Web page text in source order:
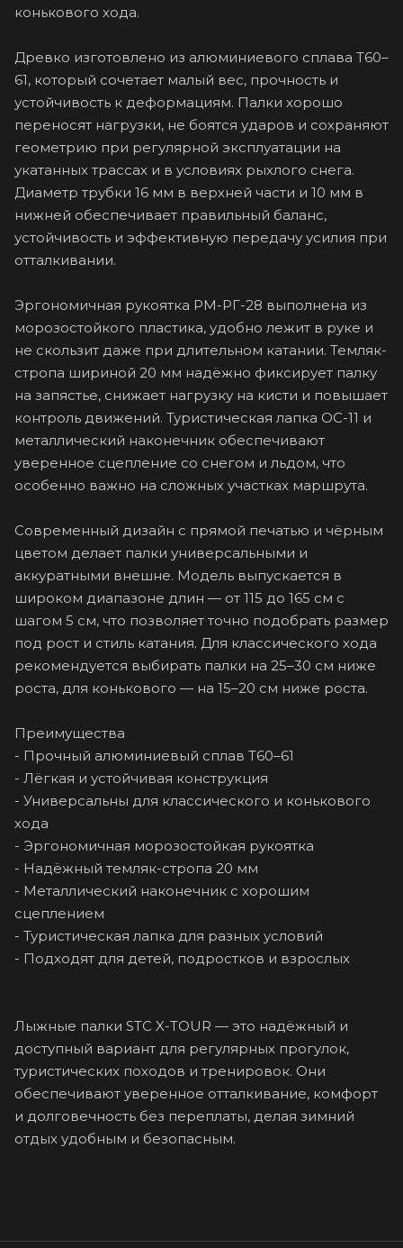
конькового хода.
Древко изготовлено из алюминиевого сплава T60–
61, который сочетает малый вес, прочность и
устойчивость к деформациям. Палки хорошо
переносят нагрузки, не боятся ударов и сохраняют
геометрию при регулярной эксплуатации на
укатанных трассах и в условиях рыхлого снега.
Диаметр трубки 16 мм в верхней части и 10 мм в
нижней обеспечивает правильный баланс,
устойчивость и эффективную передачу усилия при
отталкивании.
Эргономичная рукоятка PM-РГ-28 выполнена из
морозостойкого пластика, удобно лежит в руке и
не скользит даже при длительном катании. Темляк-
стропа шириной 20 мм надёжно фиксирует палку
на запястье, снижает нагрузку на кисти и повышает
контроль движений. Туристическая лапка ОС-11 и
металлический наконечник обеспечивают
уверенное сцепление со снегом и льдом, что
особенно важно на сложных участках маршрута.
Современный дизайн с прямой печатью и чёрным
цветом делает палки универсальными и
аккуратными внешне. Модель выпускается в
широком диапазоне длин — от 115 до 165 см с
шагом 5 см, что позволяет точно подобрать размер
под рост и стиль катания. Для классического хода
рекомендуется выбирать палки на 25–30 см ниже
роста, для конькового — на 15–20 см ниже роста.
Преимущества
- Прочный алюминиевый сплав T60–61
- Лёгкая и устойчивая конструкция
- Универсальны для классического и конькового
хода
- Эргономичная морозостойкая рукоятка
- Надёжный темляк-стропа 20 мм
- Металлический наконечник с хорошим
сцеплением
- Туристическая лапка для разных условий
- Подходят для детей, подростков и взрослых
Лыжные палки STC X-TOUR — это надёжный и
доступный вариант для регулярных прогулок,
туристических походов и тренировок. Они
обеспечивают уверенное отталкивание, комфорт
и долговечность без переплаты, делая зимний
отдых удобным и безопасным.